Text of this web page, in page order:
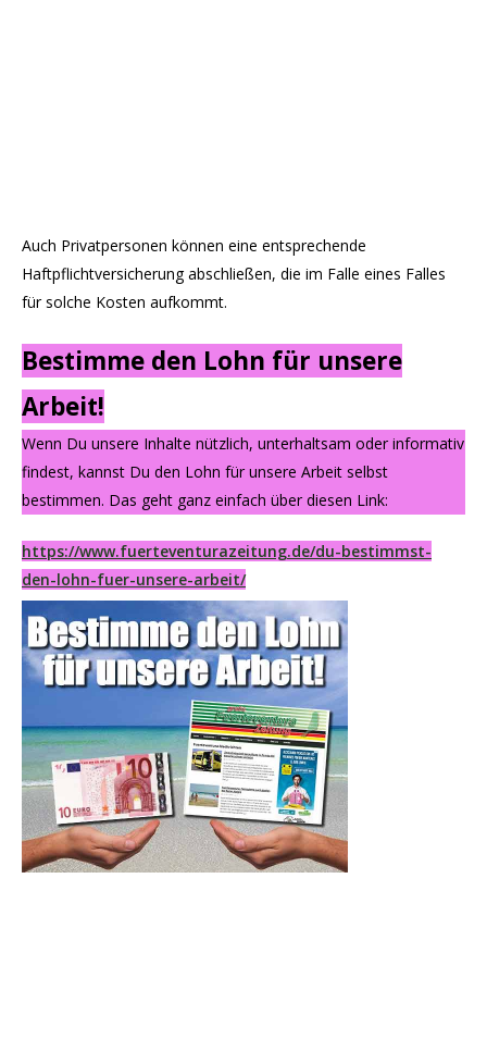
Auch Privatpersonen können eine entsprechende
Haftpflichtversicherung abschließen, die im Falle eines Falles
für solche Kosten aufkommt.
Bestimme den Lohn für unsere
Arbeit!
Wenn Du unsere Inhalte nützlich, unterhaltsam oder informativ
findest, kannst Du den Lohn für unsere Arbeit selbst
bestimmen. Das geht ganz einfach über diesen Link:
https://www.fuerteventurazeitung.de/du-bestimmst-
den-lohn-fuer-unsere-arbeit/